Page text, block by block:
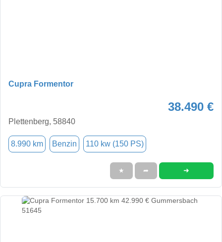
Cupra Formentor
38.490 €
Plettenberg, 58840
8.990 km Benzin 110 kw (150 PS)
★ ➦ ➜